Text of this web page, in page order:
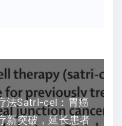
法Satri-cel：胃癌
新突破，延长患者